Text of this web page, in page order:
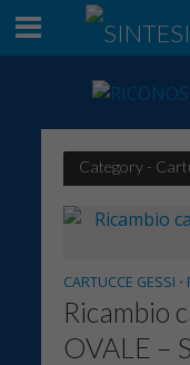
Category -
CARTUCCE GESSI •
Ricambio
OVALE –